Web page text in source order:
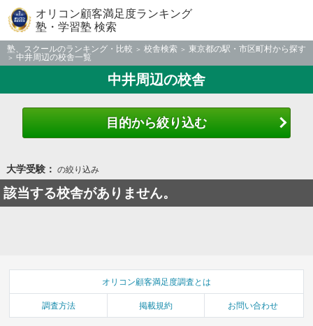
オリコン顧客満足度ランキング
塾・学習塾 検索
塾、スクールのランキング・比較 校舎検索
東京都の駅・市区町村から探す
中井周辺の校舎一覧
中井周辺の校舎
目的から絞り込む
大学受験： の絞り込み
該当する校舎がありません。
オリコン顧客満足度調査とは
調査方法 掲載規約 お問い合わせ